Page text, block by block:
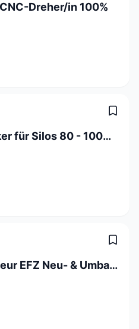
Dreher/in 100%
Servicetechniker für Silos 80 - 100% (m/w/d)
Elektroinstallateur EFZ Neu- & Umbauten 80 - 100% (m/w/d)